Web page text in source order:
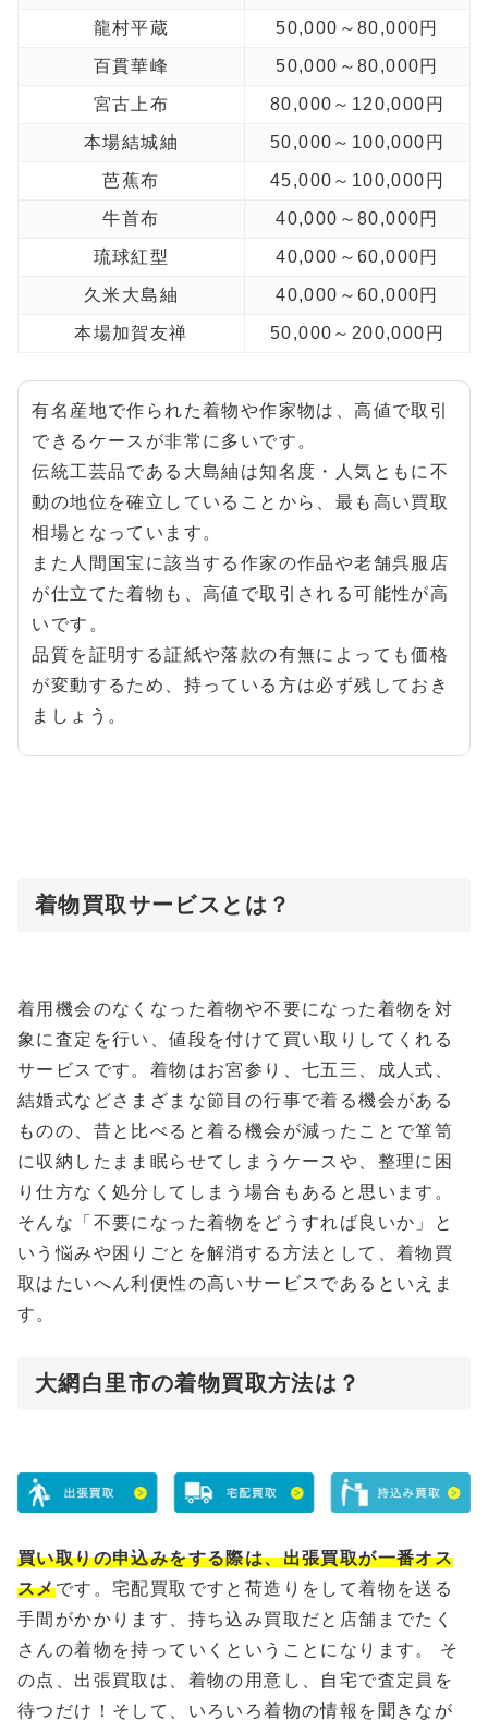
龍村平蔵 50,000～80,000円
百貫華峰 50,000～80,000円
宮古上布 80,000～120,000円
本場結城紬 50,000～100,000円
芭蕉布 45,000～100,000円
牛首布 40,000～80,000円
琉球紅型 40,000～60,000円
久米大島紬 40,000～60,000円
本場加賀友禅 50,000～200,000円
有名産地で作られた着物や作家物は、高値で取引
できるケースが非常に多いです。
伝統工芸品である大島紬は知名度・人気ともに不
動の地位を確立していることから、最も高い買取
相場となっています。
また人間国宝に該当する作家の作品や老舗呉服店
が仕立てた着物も、高値で取引される可能性が高
いです。
品質を証明する証紙や落款の有無によっても価格
が変動するため、持っている方は必ず残しておき
ましょう。
着物買取サービスとは？
着用機会のなくなった着物や不要になった着物を対
象に査定を行い、値段を付けて買い取りしてくれる
サービスです。着物はお宮参り、七五三、成人式、
結婚式などさまざまな節目の行事で着る機会がある
ものの、昔と比べると着る機会が減ったことで箪笥
に収納したまま眠らせてしまうケースや、整理に困
り仕方なく処分してしまう場合もあると思います。
そんな「不要になった着物をどうすれば良いか」と
いう悩みや困りごとを解消する方法として、着物買
取はたいへん利便性の高いサービスであるといえま
す。
大網白里市の着物買取方法は？
買い取りの申込みをする際は、出張買取が一番オス
スメです。宅配買取ですと荷造りをして着物を送る
手間がかかります、持ち込み買取だと店舗までたく
さんの着物を持っていくということになります。 そ
の点、出張買取は、着物の用意し、自宅で査定員を
待つだけ！そして、いろいろ着物の情報を聞きなが